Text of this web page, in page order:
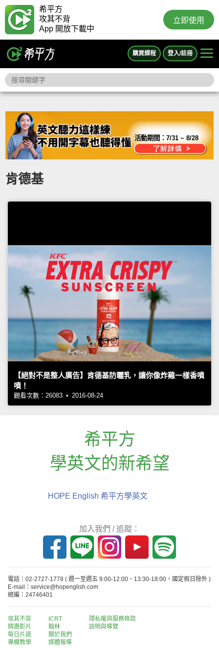
希平方
攻其不背
App 開放下載中
立即使用
購買課程 登入/註冊
活動期間：7/31 ~ 8/28
肯德基
【絕對不是整人廣告】肯德基防曬乳，讓你像炸雞一樣香噴
噴！
觀看次數：26083 • 2016-08-24
希平方
學英文的新希望
HOPE English 希平方學英文
加入我們 / 追蹤：
電話：02-2727-1778 ( 週一至週五 9:00-12:00、13:30-18:00，國定假日除外 )
E-mail：service@hopenglish.com
統編：24746401
攻其不背
精選影片
每日片語
專欄教學
ICRT
翰林
關於我們
媒體報導
隱私權與服務條款
說明與導覽